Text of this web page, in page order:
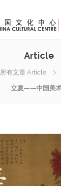
Article
所有文章 Article
立夏——中国美术